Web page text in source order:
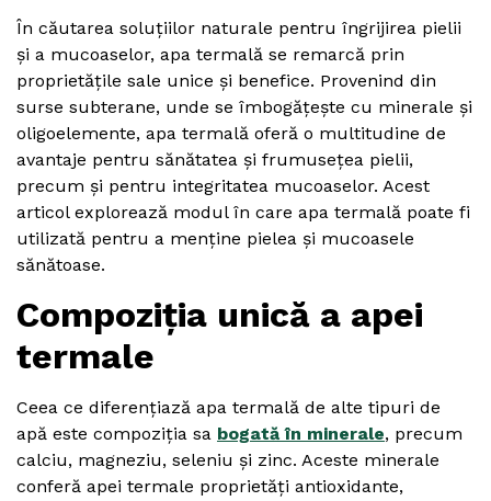
În căutarea soluțiilor naturale pentru îngrijirea pielii
și a mucoaselor, apa termală se remarcă prin
proprietățile sale unice și benefice. Provenind din
surse subterane, unde se îmbogățește cu minerale și
oligoelemente, apa termală oferă o multitudine de
avantaje pentru sănătatea și frumusețea pielii,
precum și pentru integritatea mucoaselor. Acest
articol explorează modul în care apa termală poate fi
utilizată pentru a menține pielea și mucoasele
sănătoase.
Compoziția unică a apei
termale
Ceea ce diferențiază apa termală de alte tipuri de
apă este compoziția sa bogată în minerale, precum
calciu, magneziu, seleniu și zinc. Aceste minerale
conferă apei termale proprietăți antioxidante,